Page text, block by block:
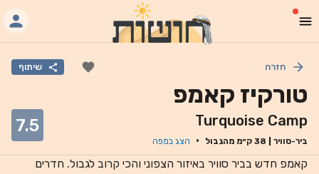
חזרה שיתוף
טורקיז קאמפ
Turquoise Camp
ביר-סוויר 38 ק״מ מהגבול · הצג במפה
7.5
קאמפ חדש בביר סוויר באיזור הצפוני והכי קרוב לגבול. חדרים